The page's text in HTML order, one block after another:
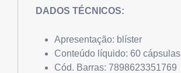
DADOS TÉCNICOS:
Apresentação: blíster
Conteúdo líquido: 60 cápsulas
Cód. Barras: 7898623351769